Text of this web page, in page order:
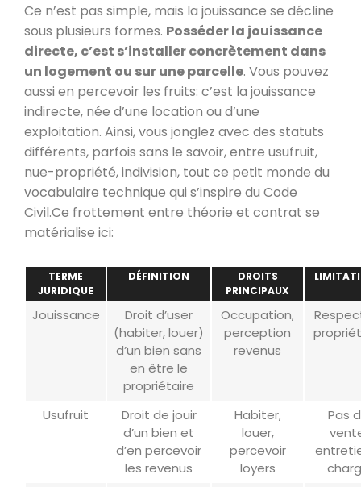
Ce n’est pas simple, mais la jouissance se décline
sous plusieurs formes. Posséder la jouissance
directe, c’est s’installer concrètement dans
un logement ou sur une parcelle. Vous pouvez
aussi en percevoir les fruits: c’est la jouissance
indirecte, née d’une location ou d’une
exploitation. Ainsi, vous jonglez avec des statuts
différents, parfois sans le savoir, entre usufruit,
nue-propriété, indivision, tout ce petit monde du
vocabulaire technique qui s’inspire du Code
Civil.Ce frottement entre théorie et contrat se
matérialise ici:
TERME
JURIDIQUE
DÉFINITION
DROITS
PRINCIPAUX
Jouissance
Droit d’user
(habiter, louer)
d’un bien sans
en être le
propriétaire
Occupation,
perception
revenus
Usufruit
Droit de jouir
d’un bien et
d’en percevoir
les revenus
Habiter,
louer,
percevoir
loyers
Pas